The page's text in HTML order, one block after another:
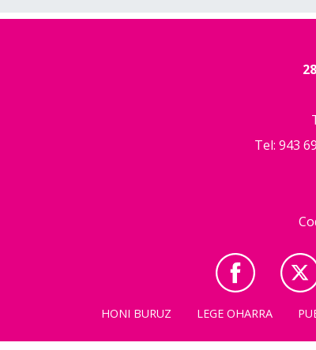
Tel: 943
HONI BURUZ LEGE OHARRA